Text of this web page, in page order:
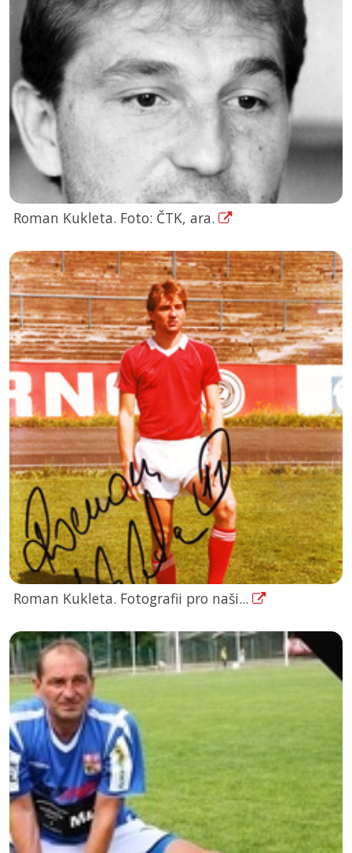
Roman Kukleta. Foto: ČTK, ara.
Roman Kukleta. Fotografii pro naši...